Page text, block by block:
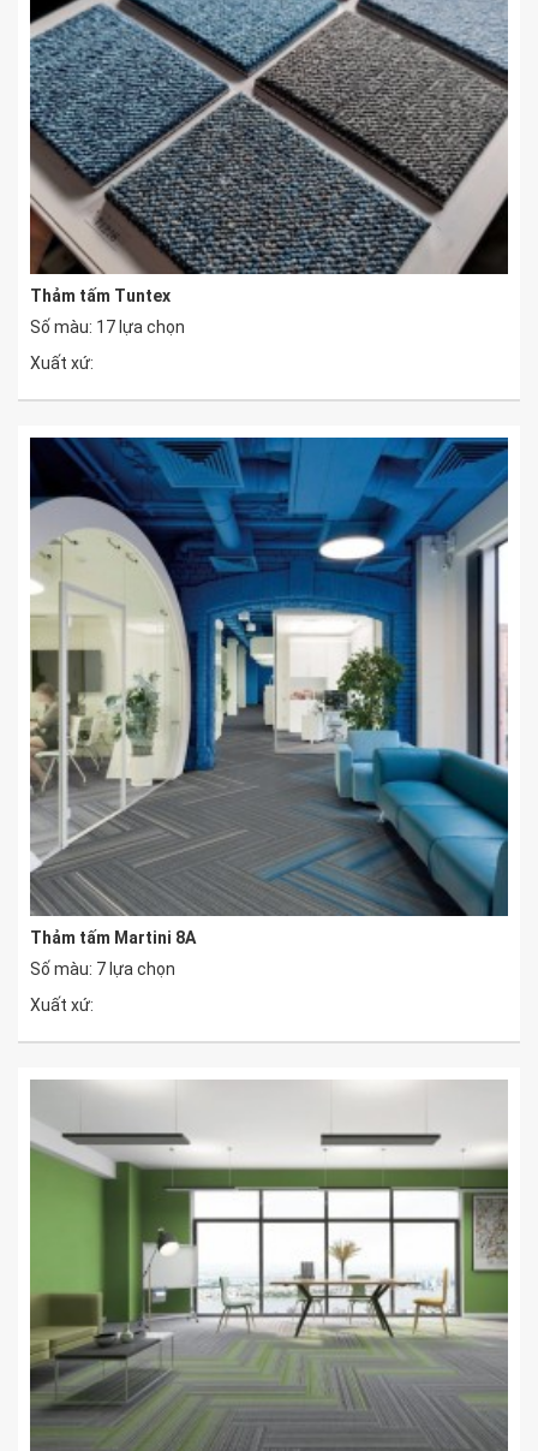
Thảm tấm Tuntex
Số màu: 17 lựa chọn
Xuất xứ:
Thảm tấm Martini 8A
Số màu: 7 lựa chọn
Xuất xứ: